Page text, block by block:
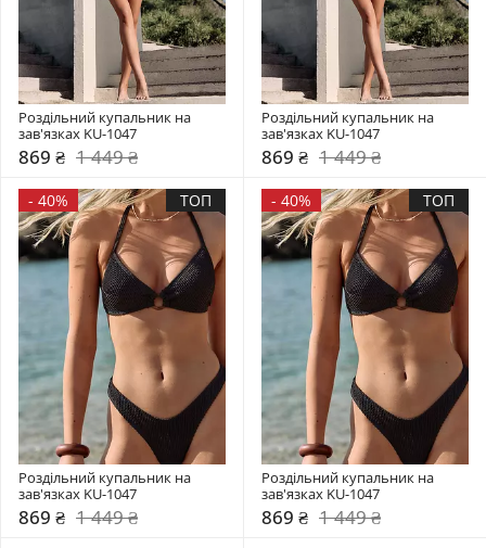
Роздільний купальник на
зав'язках KU-1047
869 ₴ 1 449 ₴
Роздільний купальник на
зав'язках KU-1047
869 ₴ 1 449 ₴
- 40% ТОП
Роздільний купальник на
зав'язках KU-1047
869 ₴ 1 449 ₴
- 40% ТОП
Роздільний купальник на
зав'язках KU-1047
869 ₴ 1 449 ₴